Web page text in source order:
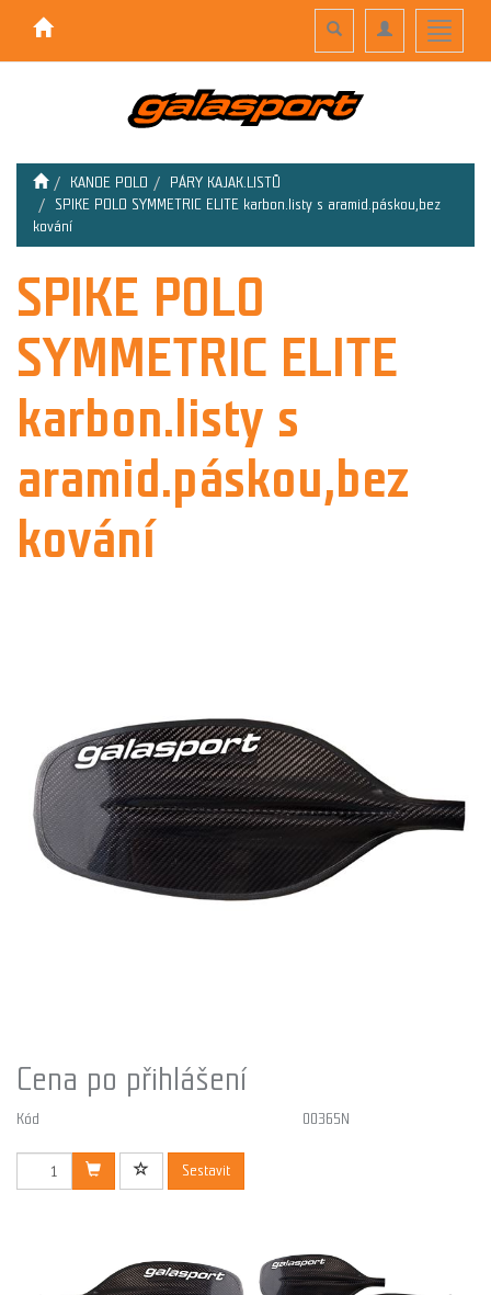
Toggle
Toggle
navigation
Toggle
search
KANOE POLO
PÁRY KAJAK.LISTŮ
SPIKE POLO SYMMETRIC ELITE karbon.listy s aramid.páskou,bez
kování
SPIKE POLO
SYMMETRIC ELITE
karbon.listy s
aramid.páskou,bez
kování
Cena po přihlášení
Kód 00365N
Sestavit